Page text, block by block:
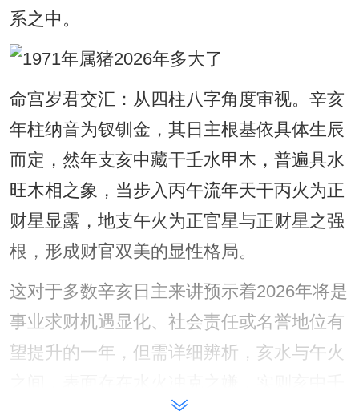
系之中。
命宫岁君交汇：从四柱八字角度审视。辛亥
年柱纳音为钗钏金，其日主根基依具体生辰
而定，然年支亥中藏干壬水甲木，普遍具水
旺木相之象，当步入丙午流年天干丙火为正
财星显露，地支午火为正官星与正财星之强
根，形成财官双美的显性格局。
这对于多数辛亥日主来讲预示着2026年将是
事业求财机遇显化、社会责任或名誉地位有
望提升的一年，但需详细辨析，亥水与午火